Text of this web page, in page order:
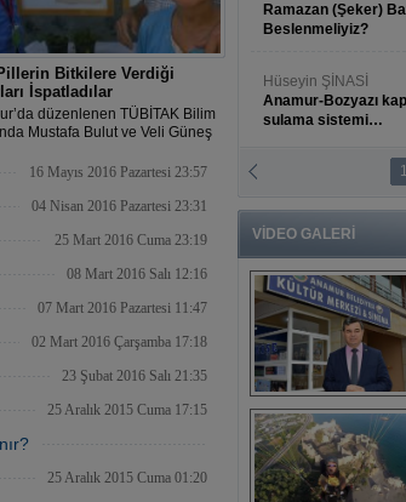
Bitkilere Verdiği
İspatladılar
düzenlenen TÜBİTAK Bilim
Mustafa Bulut ve Veli Güneş
zararları yaptıkları deneyle
16 Mayıs 2016 Pazartesi 23:57
04 Nisan 2016 Pazartesi 23:31
25 Mart 2016 Cuma 23:19
08 Mart 2016 Salı 12:16
07 Mart 2016 Pazartesi 11:47
02 Mart 2016 Çarşamba 17:18
23 Şubat 2016 Salı 21:35
25 Aralık 2015 Cuma 17:15
25 Aralık 2015 Cuma 16:03
25 Aralık 2015 Cuma 01:20
Ramazan (Şeker)
Beslenmeliyiz?
Hüseyin ŞİNASİ
Anamur-Bozyazı
sulama sistemi…
Bünyesinde Bahar
1
VİDEO GALERİ
Başkan Türe'den
sansür açıklaması